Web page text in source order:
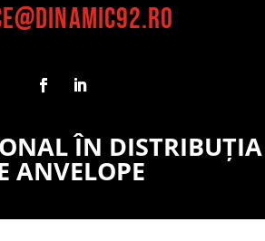
ÎN DISTRIBUȚIA
ANVELOPE